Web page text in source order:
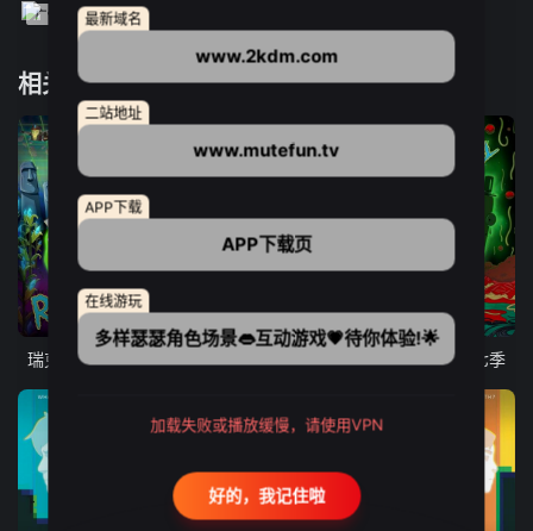
相关推荐
10集全
瑞克和莫蒂 第八季
9集全 10集全
瑞克和莫蒂 第七季
最新域名
www.2kdm.com
二站地址
www.mutefun.tv
APP下载
APP下载页
在线游玩
多样瑟瑟角色场景👄互动游戏💗待你体验!🌟
加载失败或播放缓慢，请使用VPN
好的，我记住啦